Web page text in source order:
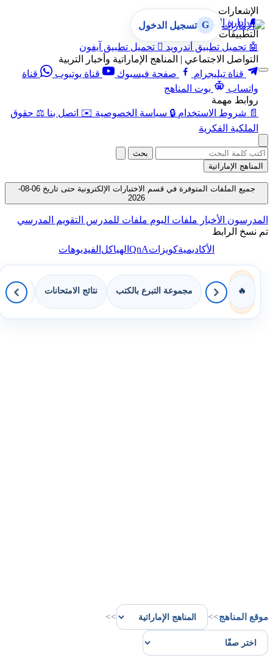
الإشعارات
🔔 إدارة الإشعارات
التطبيقات
🤖 تحميل تطبيق أندرويد  تحميل تطبيق آيفون
التواصل الاجتماعي | المناهج الإماراتية وأخبار التربية
قناة تيليجرام
صفحة فيسبوك قناة يوتيوب
قناة
واتساب
بوت المناهج
روابط مهمة
📄 شروط الاستخدام 🔒 سياسة الخصوصية ✉️ اتصل بنا ⚖️ حقوق
الملكية الفكرية
G تسجيل الدخول
بحث
المناهج الإماراتية
جميع الملفات المتوفرة في قسم الاختبارات الإلكترونية حتى تاريخ 06-08-
2026
المدرسون الأخبار ملفات اليوم ملفات للمدرس التقويم المدرسي
تم نسخ الرابط
الأكاديميةكويزاتQnAالهياكل الفيديوهات
🔥 مجموعة التبرع بالكتب نتائج الامتحانات
موقع المناهج>>
>>